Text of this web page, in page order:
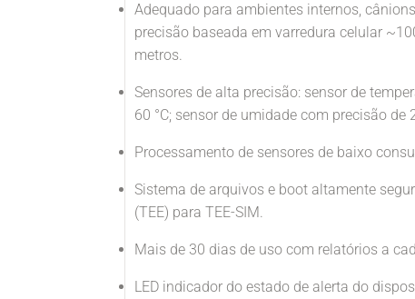
Adequado para ambientes internos,
precisão baseada em varredura celular
metros.
Sensores de alta precisão: sensor de
60 °C; sensor de umidade com precisão
Processamento de sensores de baixo
Sistema de arquivos e boot altamente
(TEE) para TEE-SIM.
Mais de 30 dias de uso com relatórios a
LED indicador do estado de alerta do